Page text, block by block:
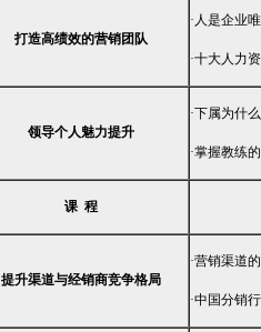
打造高绩效的营销团队
·人是企业
·十大人力
领导个人魅力提升
·下属为什
·掌握教练
课 程
提升渠道与经销商竞争格局
·营销渠道
·中国分销